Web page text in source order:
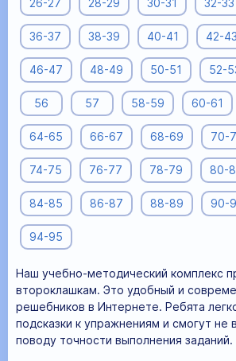
26-27 28-29 30-31 32-33
36-37 38-39 40-41 42-43
46-47 48-49 50-51 52-
56 57 58-59 60-61
64-65 66-67 68-69 70-
74-75 76-77 78-79 80-
84-85 86-87 88-89 90-
94-95
Наш учебно-методический комплекс
второклашкам. Это удобный и
решебников в Интернете. Ребята
подсказки к упражнениям и смогут не
поводу точности выполнения заданий.